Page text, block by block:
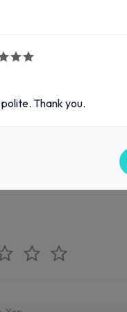
Thank you.